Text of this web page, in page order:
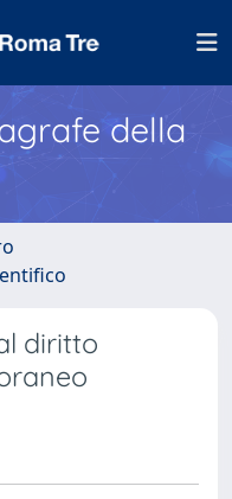
della
diritto